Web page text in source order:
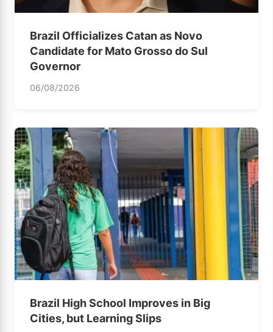
Brazil Officializes Catan as Novo
Candidate for Mato Grosso do Sul
Governor
06/08/2026
Brazil High School Improves in Big
Cities, but Learning Slips